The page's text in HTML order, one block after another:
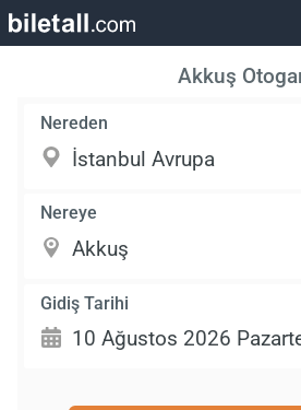
Akkuş
Nereden
Nereye
Gidiş Tarihi